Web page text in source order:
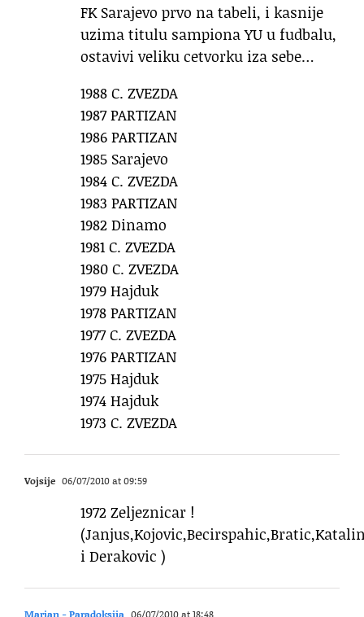
FK Sarajevo prvo na tabeli, i kasnije
uzima titulu sampiona YU u fudbalu,
ostavivi veliku cetvorku iza sebe…
1988 C. ZVEZDA
1987 PARTIZAN
1986 PARTIZAN
1985 Sarajevo
1984 C. ZVEZDA
1983 PARTIZAN
1982 Dinamo
1981 C. ZVEZDA
1980 C. ZVEZDA
1979 Hajduk
1978 PARTIZAN
1977 C. ZVEZDA
1976 PARTIZAN
1975 Hajduk
1974 Hajduk
1973 C. ZVEZDA
Vojsije 06/07/2010 at 09:59
1972 Zeljeznicar !
i Derakovic )
Marjan - Paradoksija 06/07/2010 at 18:48